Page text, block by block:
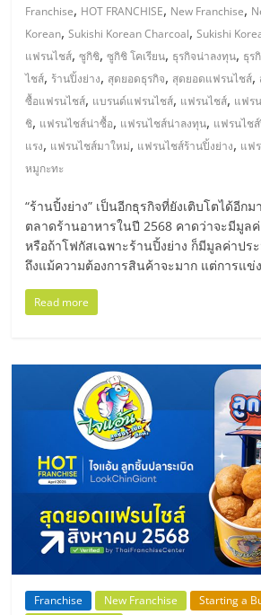
ไทย,
SMEs,
แฟ
รน
ไชส์,
ที่
ปรึกษา
แฟ
รน
ไชส์,
รวม
แฟ
Franchise, HOT FRANCHISE, New Franchise,
Korean,Sukishi Korean Charcoal,Sukishi
แฟรนไชส์,ซูกิชิ,ซูกิชิ โคเรียน, ธุรกิจน่าลงทุน, ธุร
ไชส์, ร้านปิ้งย่าง, สุดยอดธุรกิจ, สุดยอดแฟรนไชส์,
ซื้อแฟรนไชส์, แบรนด์แฟรนไชส์, แฟรนไชส์, แฟร
ชิ, แฟรนไชส์น่าซื้อ, แฟรนไชส์น่าลงทุน, แฟรนไช
แรง, แฟรนไชส์มาใหม่, แฟรนไชส์ร้านปิ้งย่าง, แฟ
หมูกะทะ
“ร้านปิ้งย่าง” เป็นอีกธุรกิจที่ยังเติบโตได้อีก
ตลาดร้านอาหารในปี 2568 คาดว่าจะมีมูล
หรือถ้าโฟกัสเฉพาะร้านปิ้งย่าง ก็มีมูลค่าป
ถึงแม้ความต้องการสินค้าจะมาก แต่การแข่
Read more
Franchise New Franchise
Starting a